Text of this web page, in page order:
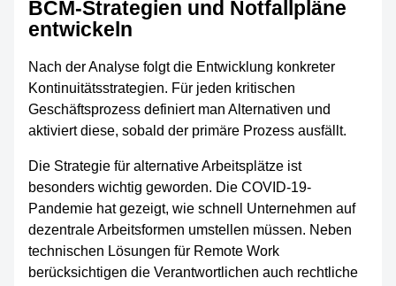
BCM-Strategien und Notfallpläne
entwickeln
Nach der Analyse folgt die Entwicklung konkreter
Kontinuitätsstrategien. Für jeden kritischen
Geschäftsprozess definiert man Alternativen und
aktiviert diese, sobald der primäre Prozess ausfällt.
Die Strategie für alternative Arbeitsplätze ist
besonders wichtig geworden. Die COVID-19-
Pandemie hat gezeigt, wie schnell Unternehmen auf
dezentrale Arbeitsformen umstellen müssen. Neben
technischen Lösungen für Remote Work
berücksichtigen die Verantwortlichen auch rechtliche